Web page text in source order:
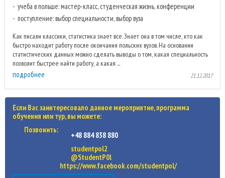
учеба в польше: мастер-класс, студенческая жизнь, конференции
поступление: выбор специальности, выбор вуза
Как писали классики, статистика знает все. Знает она в том числе, кто как
быстро находит работу после окончания польских вузов. На основании
статистических данных можно сделать выводы о том, какая специальность
позволит быстрее найти работу, а какая ...
подробнее 21.12.2017
Если Вас заинтересовало данное мероприятие, программа
обучения или тур, вы можете:
Позвонить:
+48 884 838 880
studentpol2
@StudentP0l
https://www.facebook.com/studentpol/